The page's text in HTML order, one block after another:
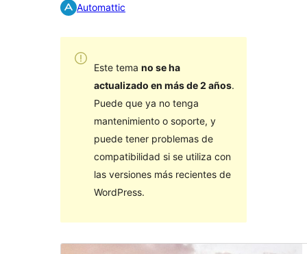
Automattic
Este tema no se ha
actualizado en más de 2 años.
Puede que ya no tenga
mantenimiento o soporte, y
puede tener problemas de
compatibilidad si se utiliza con
las versiones más recientes de
WordPress.